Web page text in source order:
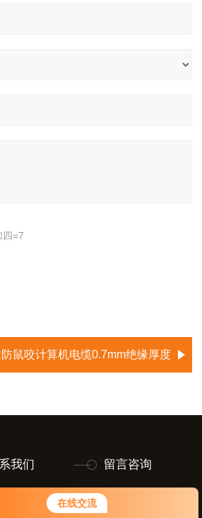
在线交流
四=7
鼠咬计算机电缆0.7mm绝缘厚度
我们 留言咨询